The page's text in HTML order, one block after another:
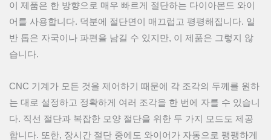
이 제품은 한 방향으로 매우 빠르게 절단하는 다이아몬드 와이
어를 사용합니다. 덕분에 절단면이 매끄럽고 평평해집니다. 일
반 톱은 자국이나 파편을 남길 수 있지만, 이 제품은 그렇지 않
습니다.
CNC 기계가 모든 것을 제어하기 때문에 각 조각의 두께를 원하
는 대로 설정하고 정확하게 여러 조각을 한 번에 자를 수 있습니
다. 직선 절단과 복잡한 모양 절단을 위한 두 가지 모드도 제공
합니다. 또한, 장시간 절단 중에도 와이어가 자동으로 팽팽하게